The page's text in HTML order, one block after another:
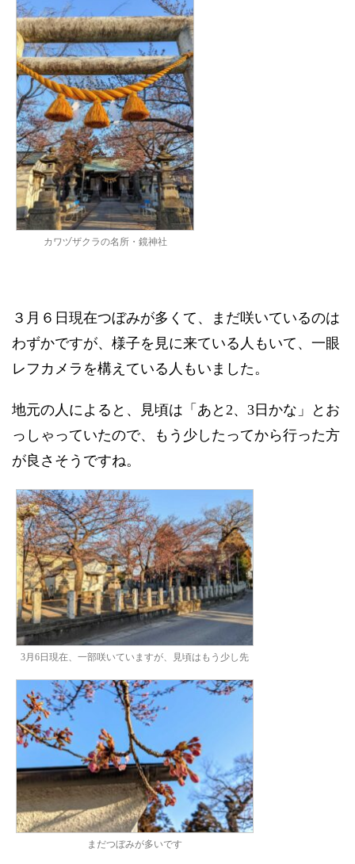
カワヅザクラの名所・鏡神社
３月６日現在つぼみが多くて、まだ咲いているのは
わずかですが、様子を見に来ている人もいて、一眼
レフカメラを構えている人もいました。
地元の人によると、見頃は「あと2、3日かな」とお
っしゃっていたので、もう少したってから行った方
が良さそうですね。
3月6日現在、一部咲いていますが、見頃はもう少し先
まだつぼみが多いです